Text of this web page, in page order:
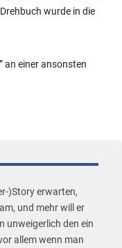
wurde in die
an einer ansonsten
)Story erwarten,
und mehr will er
unweigerlich den ein
allem wenn man